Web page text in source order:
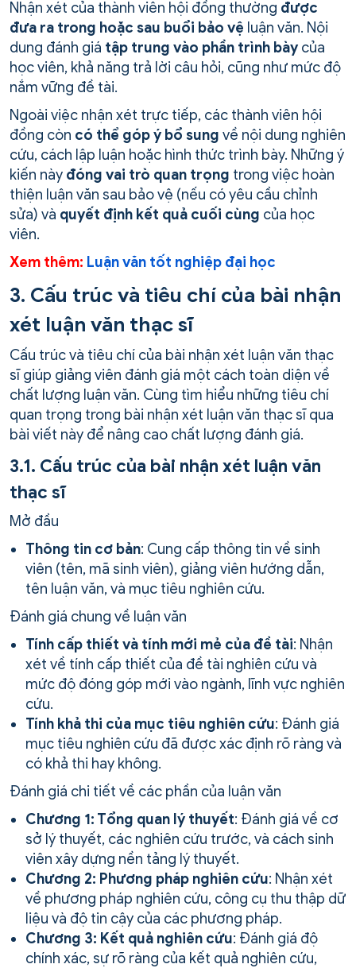
Nhận xét của thành viên hội đồng thường được
đưa ra trong hoặc sau buổi bảo vệ luận văn. Nội
dung đánh giá tập trung vào phần trình bày của
học viên, khả năng trả lời câu hỏi, cũng như mức độ
nắm vững đề tài.
Ngoài việc nhận xét trực tiếp, các thành viên hội
đồng còn có thể góp ý bổ sung về nội dung nghiên
cứu, cách lập luận hoặc hình thức trình bày. Những ý
kiến này đóng vai trò quan trọng trong việc hoàn
thiện luận văn sau bảo vệ (nếu có yêu cầu chỉnh
sửa) và quyết định kết quả cuối cùng của học
viên.
Xem thêm: Luận văn tốt nghiệp đại học
3. Cấu trúc và tiêu chí của bài nhận
xét luận văn thạc sĩ
Cấu trúc và tiêu chí của bài nhận xét luận văn thạc
sĩ giúp giảng viên đánh giá một cách toàn diện về
chất lượng luận văn. Cùng tìm hiểu những tiêu chí
quan trọng trong bài nhận xét luận văn thạc sĩ qua
bài viết này để nâng cao chất lượng đánh giá.
3.1. Cấu trúc của bài nhận xét luận văn
thạc sĩ
Mở đầu
Thông tin cơ bản: Cung cấp thông tin về sinh
viên (tên, mã sinh viên), giảng viên hướng dẫn,
tên luận văn, và mục tiêu nghiên cứu.
Đánh giá chung về luận văn
Tính cấp thiết và tính mới mẻ của đề tài: Nhận
xét về tính cấp thiết của đề tài nghiên cứu và
mức độ đóng góp mới vào ngành, lĩnh vực nghiên
cứu.
Tính khả thi của mục tiêu nghiên cứu: Đánh giá
mục tiêu nghiên cứu đã được xác định rõ ràng và
có khả thi hay không.
Đánh giá chi tiết về các phần của luận văn
Chương 1: Tổng quan lý thuyết: Đánh giá về cơ
sở lý thuyết, các nghiên cứu trước, và cách sinh
viên xây dựng nền tảng lý thuyết.
Chương 2: Phương pháp nghiên cứu: Nhận xét
về phương pháp nghiên cứu, công cụ thu thập dữ
liệu và độ tin cậy của các phương pháp.
Chương 3: Kết quả nghiên cứu: Đánh giá độ
chính xác, sự rõ ràng của kết quả nghiên cứu,